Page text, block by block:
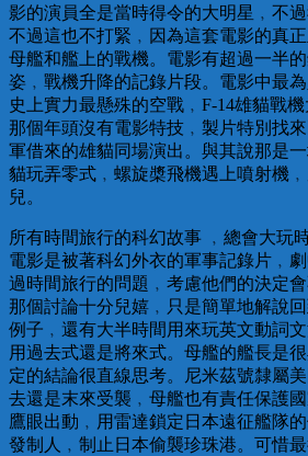
影的演員全是當時得令的大明星﹐不過
不過這也不打緊﹐因為這套電影的真
母艦和艦上的戰機。電影有超過一半
姿﹐戰機升降的記錄片段。電影中最
史上實力最懸殊的空戰﹐F-14雄貓戰機
那個年頭沒有電影特技﹐製片特別找
軍借來的雄貓同場演出。與其說那是
貓玩弄零式﹐螺旋槳飛機遇上噴射機
兒。
所有時間旅行的科幻故事 ﹐總會大玩
電影是被著科幻外衣的軍事記錄片﹐
過時間旅行的問題﹐考慮他們的決定會
那個討論十分兒嬉﹐只是簡單地解說
例子﹐還有大半時間用來玩英文動詞
用過去式還是將來式。母艦的艦長是
定的結論很直線思考。尼米茲號隸屬
去還是末來受襲﹐母艦也有責任保護
鷹眼出動﹐用雷達鎖定日本遠征艦隊
發制人﹐制止日本偷襲珍珠港。可惜